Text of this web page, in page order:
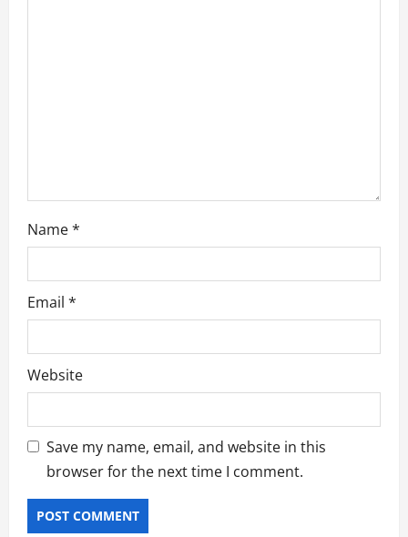
Name*
Email *
Website
Save my name, email, and website in this
browser for the next time I comment.